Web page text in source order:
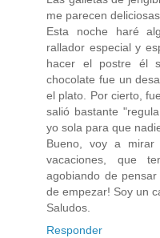
me parecen
Esta noche haré
rallador especial y
hacer el postre él
chocolate fue un
el plato. Por cierto,
salió bastante
yo sola para que
Bueno, voy a
vacaciones, que
agobiando de
de empezar! Soy un
Saludos.
Responder